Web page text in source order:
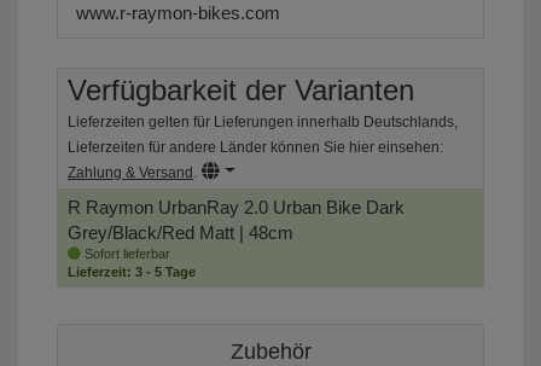
www.r-raymon-bikes.com
Verfügbarkeit der Varianten
Lieferzeiten gelten für Lieferungen innerhalb Deutschlands,
Lieferzeiten für andere Länder können Sie hier einsehen:
Zahlung & Versand .
R Raymon UrbanRay 2.0 Urban Bike Dark
Grey/Black/Red Matt | 48cm
Sofort lieferbar
Lieferzeit: 3 - 5 Tage
Zubehör